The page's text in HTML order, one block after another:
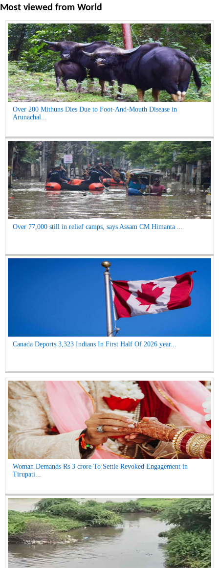
Most viewed from World
Over 200 Mithuns Dies Due to Foot-And-Mouth Disease in
Arunachal...
Over 77,000 still in relief camps, says Assam CM Himanta ...
Canada Deports 3,323 Indians In First Half Of 2026 year...
Woman Demands Rs 3 crore To Settle Revoked Engagement in
Tirupati...